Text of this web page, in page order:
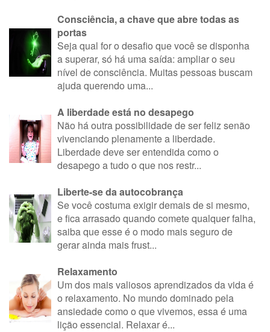
Consciência, a chave que abre todas as
portas
Seja qual for o desafio que você se disponha
a superar, só há uma saída: ampliar o seu
nível de consciência. Muitas pessoas buscam
ajuda querendo uma...
A liberdade está no desapego
Não há outra possibilidade de ser feliz senão
vivenciando plenamente a liberdade.
Liberdade deve ser entendida como o
desapego a tudo o que nos restr...
Liberte-se da autocobrança
Se você costuma exigir demais de si mesmo,
e fica arrasado quando comete qualquer falha,
saiba que esse é o modo mais seguro de
gerar ainda mais frust...
Relaxamento
Um dos mais valiosos aprendizados da vida é
o relaxamento. No mundo dominado pela
ansiedade como o que vivemos, essa é uma
lição essencial. Relaxar é...